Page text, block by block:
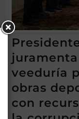
veeduría
obras
con